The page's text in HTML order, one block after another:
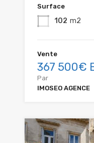
Surface
102 m2
Vente
367 500€
Par
IMOSEO AGENCE